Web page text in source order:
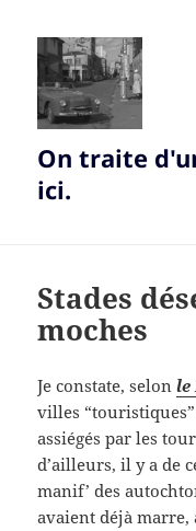
On traite
ici.
Stades
moches
Je constate, selon le
villes
assiégés par les
d’ailleurs, il y a de
manif’ des
avaient déjà marre,